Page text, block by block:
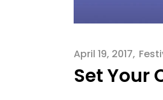
April 19, 2017
Set Your